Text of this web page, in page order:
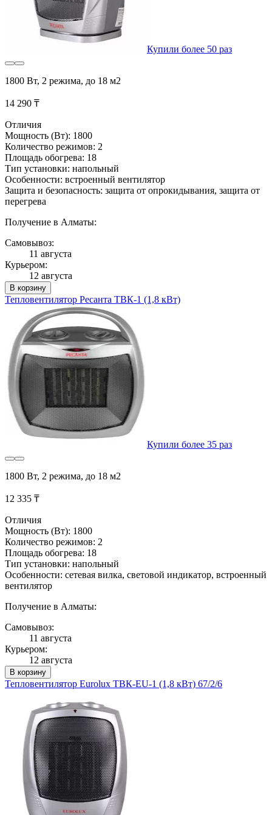
Купили более 50 раз
1800 Вт, 2 режима, до 18 м2
14 290 ₸
Отличия
Мощность (Вт): 1800
Количество режимов: 2
Площадь обогрева: 18
Тип установки: напольный
Особенности: встроенный вентилятор
Защита и безопасность: защита от опрокидывания, защита от
перегрева
Получение в Алматы:
Самовывоз:
11 августа
Курьером:
12 августа
В корзину
Тепловентилятор Ресанта ТВК-1 (1,8 кВт)
Купили более 35 раз
1800 Вт, 2 режима, до 18 м2
12 335 ₸
Отличия
Мощность (Вт): 1800
Количество режимов: 2
Площадь обогрева: 18
Тип установки: напольный
Особенности: сетевая вилка, световой индикатор, встроенный
вентилятор
Получение в Алматы:
Самовывоз:
11 августа
Курьером:
12 августа
В корзину
Тепловентилятор Eurolux ТВК-EU-1 (1,8 кВт) 67/2/6